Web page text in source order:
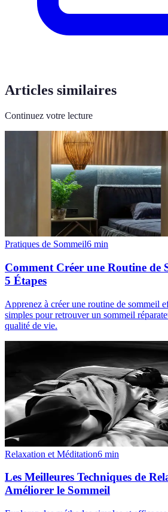
Articles similaires
Continuez votre lecture
Pratiques de Sommeil6 min
Comment Créer une Routine de
5 Étapes
Apprenez à créer une routine de sommeil
simples pour retrouver un sommeil
qualité de vie.
Relaxation et Méditation6 min
Les Meilleures Techniques de
Améliorer le Sommeil